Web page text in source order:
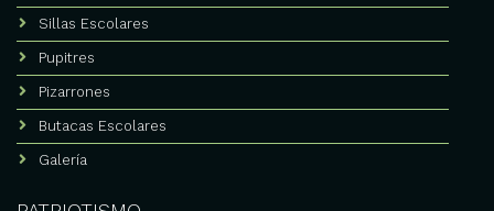
Sillas Escolares
Pupitres
Pizarrones
Butacas Escolares
Galería